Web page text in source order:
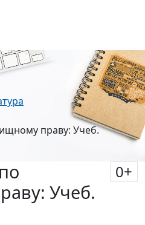
праву: Учеб.
Учеб.
0+